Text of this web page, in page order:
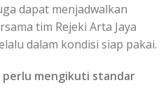
dapat menjadwalkan
tim Rejeki Arta Jaya
dalam kondisi siap pakai.
perlu mengikuti standar